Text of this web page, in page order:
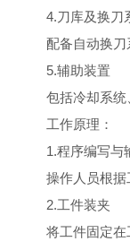
4.刀库及换刀
配备自动换刀系
5.辅助装置
包括冷却系统、
工作原理：
1.程序编写与
操作人员根据工
2.工件装夹
将工件固定在工